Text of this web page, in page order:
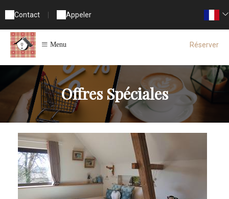
Contact Appeler
Menu Réserver
Offres Spéciales